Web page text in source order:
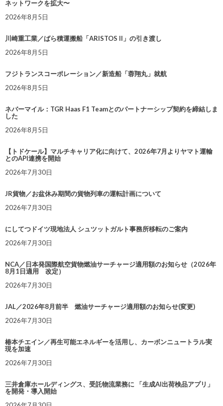
ネットワークを拡大〜
2026年8月5日
川崎重工業／ばら積運搬船「ARISTOS II」の引き渡し
2026年8月5日
フジトランスコーポレーション／新造船「蓉翔丸」就航
2026年8月5日
ネバーマイル：TGR Haas F1 Teamとのパートナーシップ契約を締結しま
した
2026年8月5日
【トドケール】マルチキャリア化に向けて、2026年7月よりヤマト運輸
とのAPI連携を開始
2026年7月30日
JR貨物／お盆休み期間の貨物列車の運転計画について
2026年7月30日
にしてつドイツ現地法人 シュツットガルト事務所移転のご案内
2026年7月30日
NCA／日本発国際航空貨物燃油サーチャージ適用額のお知らせ（2026年
8月1日適用 改定）
2026年7月30日
JAL／2026年8月前半 燃油サーチャージ適用額のお知らせ(変更)
2026年7月30日
椿本チエイン／再生可能エネルギーを活用し、カーボンニュートラル実
現を加速
2026年7月30日
三井倉庫ホールディングス、受託物流業務に 「生成AI出荷検品アプリ」
を開発・導入開始